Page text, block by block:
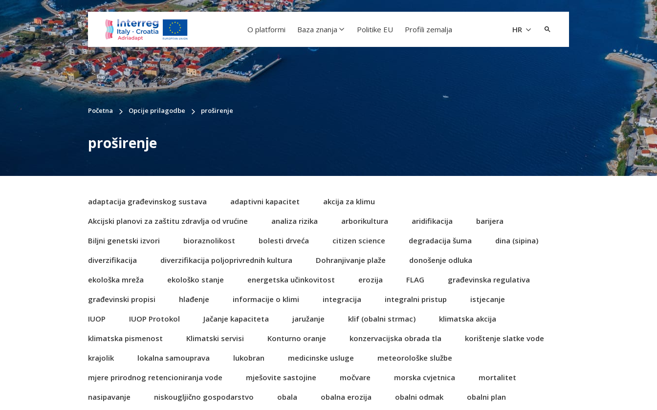
HR
O platformi Baza znanja Politike EU Profili zemalja
Početna Opcije prilagodbe proširenje
proširenje
adaptacija građevinskog sustava adaptivni kapacitet
akcija za klimu
Akcijski planovi za zaštitu zdravlja od vrućine
analiza rizika arborikultura aridifikacija
barijera
Biljni genetski izvori
bioraznolikost bolesti drveća citizen science degradacija šuma
dina (sipina)
diverzifikacija
diverzifikacija poljoprivrednih kultura Dohranjivanje plaže
donošenje odluka
ekološka mreža
ekološko stanje energetska učinkovitost erozija FLAG
građevinska regulativa
građevinski propisi
hlađenje informacije o klimi integracija integralni pristup
istjecanje
IUOP
IUOP Protokol Jačanje kapaciteta jaružanje klif (obalni strmac)
klimatska akcija
klimatska pismenost
Klimatski servisi Konturno oranje konzervacijska obrada tla
korištenje slatke vode
krajolik
lokalna samouprava lukobran medicinske usluge
meteorološke službe
mjere prirodnog retencioniranja vode
mješovite sastojine močvare morska cvjetnica
mortalitet
nasipavanje
niskougljično gospodarstvo obala obalna erozija obalni odmak
obalni plan